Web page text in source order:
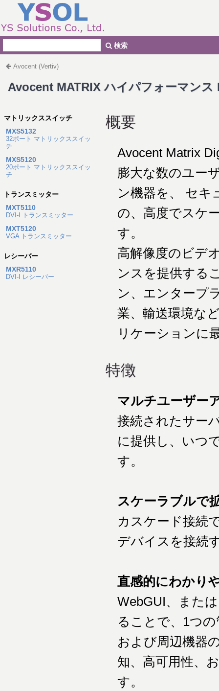
Avocent (Vertiv)
Avocent MATRIX ハイパフォーマンス
マトリックススイッチ
MXS5132
32ポート マトリックススイッ
チ
MXS5120
20ポート マトリックススイッ
チ
トランスミッター
MXT5110
DVI-I トランスミッター
MXT5120
VGA トランスミッター
レシーバー
MXR5110
DVI-I レシーバー
概要
Avocent Matrix
膨大な数のユー
ン機器を、 セキ
の、高度でスケ
す。
高解像度のビデ
ンスを提供する
ン、エンタープ
業、輸送環境な
リケーションに
特徴
マルチユーザー
接続されたサー
に提供し、いつ
す。
スケーラブルで
カスケード接続
デバイスを接続
直感的にわかり
WebGUI、また
ることで、1つ
および周辺機器
知、高可用性、
す。
検索